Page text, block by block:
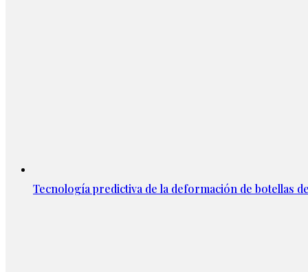
Tecnología predictiva de la deformación de botellas